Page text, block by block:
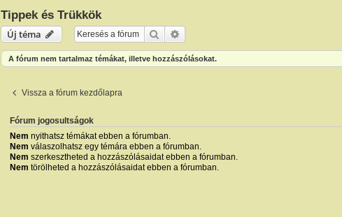
Tippek és Trükkök
Új téma
Keresés
A fórum nem tartalmaz témákat, illetve hozzászólásokat.
Vissza a fórum kezdőlapra
Fórum jogosultságok
Nem nyithatsz témákat ebben a fórumban.
Nem válaszolhatsz egy témára ebben a fórumban.
Nem szerkesztheted a hozzászólásaidat ebben a fórumban.
Nem törölheted a hozzászólásaidat ebben a fórumban.